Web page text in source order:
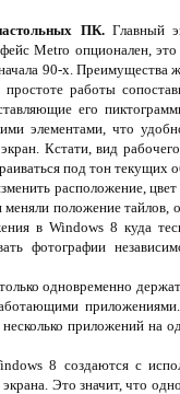
ПК. Главный
Metro опционален,
90-х. Преимущества
работы
его
элементами, что
Кстати, вид
под тон текущих
расположение, цвет
положение тайлов,
в Windows 8 куда
фотографии
одновременно
приложений на
8 создаются с
Это значит, что